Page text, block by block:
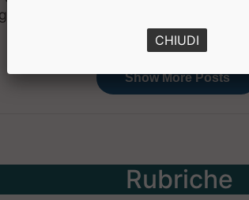
Rubriche
CHIUDI